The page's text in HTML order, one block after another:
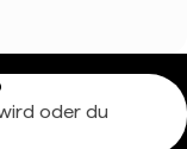
oder du